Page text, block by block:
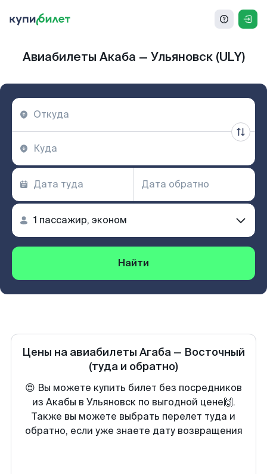
Авиабилеты Акаба — Ульяновск (ULY)
Найти
Цены на авиабилеты Агаба — Восточный
(туда и обратно)
😍 Вы можете купить билет без посредников
из Акабы в Ульяновск по выгодной цене🙌.
Также вы можете выбрать перелет туда и
обратно, если уже знаете дату возвращения